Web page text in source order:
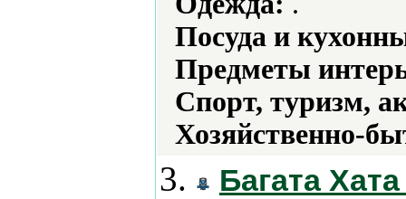
Посуда и
Предметы
Спорт, туризм,
Хозяйственно-
3. Багата